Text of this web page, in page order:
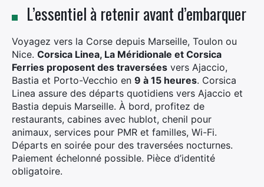
L’essentiel à retenir avant d’embarquer
Voyagez vers la Corse depuis Marseille, Toulon ou
Nice. Corsica Linea, La Méridionale et Corsica
Ferries proposent des traversées vers Ajaccio,
Bastia et Porto-Vecchio en 9 à 15 heures. Corsica
Linea assure des départs quotidiens vers Ajaccio et
Bastia depuis Marseille. À bord, profitez de
restaurants, cabines avec hublot, chenil pour
animaux, services pour PMR et familles, Wi-Fi.
Départs en soirée pour des traversées nocturnes.
Paiement échelonné possible. Pièce d’identité
obligatoire.